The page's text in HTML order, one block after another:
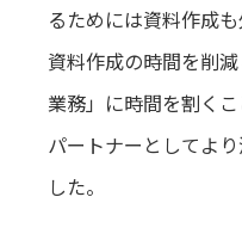
るためには資料作成
資料作成の時間を削
業務」に時間を割く
パートナーとしてよ
した。